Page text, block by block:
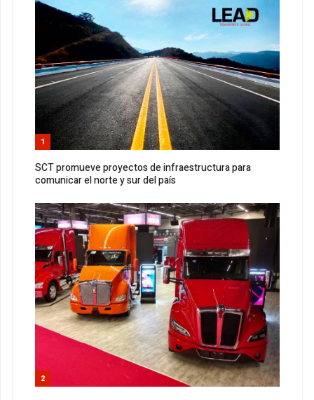
1
SCT promueve proyectos de infraestructura para
comunicar el norte y sur del país
2